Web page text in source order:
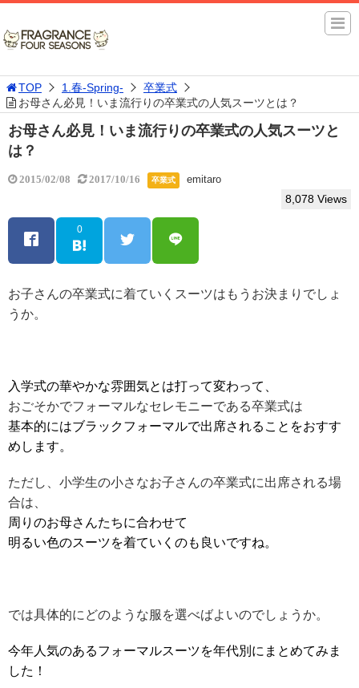
TOP 1.春-Spring-
卒業式
お母さん必見！いま流行りの卒業式の人気スーツとは？
お母さん必見！いま流行りの卒業式の人気スーツと
は？
2015/02/08 2017/10/16 卒業式 emitaro
8,078 Views
0
お子さんの卒業式に着ていくスーツはもうお決まりでしょ
うか。
入学式の華やかな雰囲気とは打って変わって、
おごそかでフォーマルなセレモニーである卒業式は
基本的にはブラックフォーマルで出席されることをおすす
めします。
ただし、小学生の小さなお子さんの卒業式に出席される場
合は、
周りのお母さんたちに合わせて
明るい色のスーツを着ていくのも良いですね。
では具体的にどのような服を選べばよいのでしょうか。
今年人気のあるフォーマルスーツを年代別にまとめてみま
した！